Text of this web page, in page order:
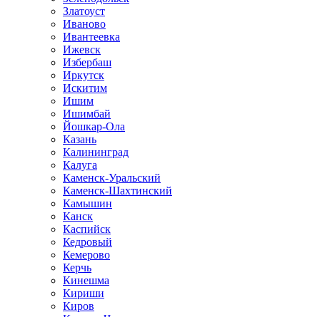
Златоуст
Иваново
Ивантеевка
Ижевск
Избербаш
Иркутск
Искитим
Ишим
Ишимбай
Йошкар-Ола
Казань
Калининград
Калуга
Каменск-Уральский
Каменск-Шахтинский
Камышин
Канск
Каспийск
Кедровый
Кемерово
Керчь
Кинешма
Кириши
Киров